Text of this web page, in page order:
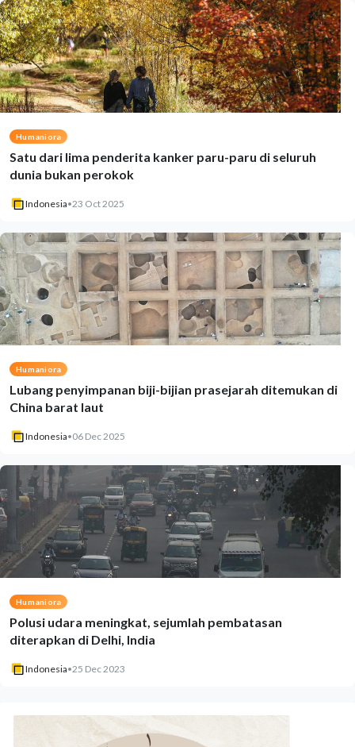
Humaniora
Satu dari lima penderita kanker paru-paru di seluruh
dunia bukan perokok
Indonesia•23 Oct 2025
Humaniora
Lubang penyimpanan biji-bijian prasejarah ditemukan di
China barat laut
Indonesia•06 Dec 2025
Humaniora
Polusi udara meningkat, sejumlah pembatasan
diterapkan di Delhi, India
Indonesia•25 Dec 2023